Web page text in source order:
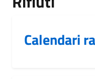
Calendari